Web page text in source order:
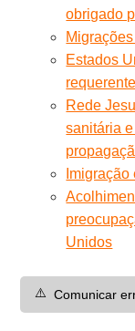
obrigado
Estados
Rede
sanitária
Unidos
⚠️ Comunicar